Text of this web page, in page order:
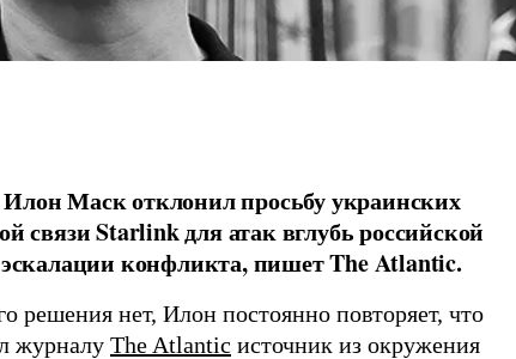
Маск отклонил просьбу украинских
связи Starlink для атак вглубь российской
конфликта, пишет The Atlantic.
решения нет, Илон постоянно повторяет, что
журналу The Atlantic источник из окружения